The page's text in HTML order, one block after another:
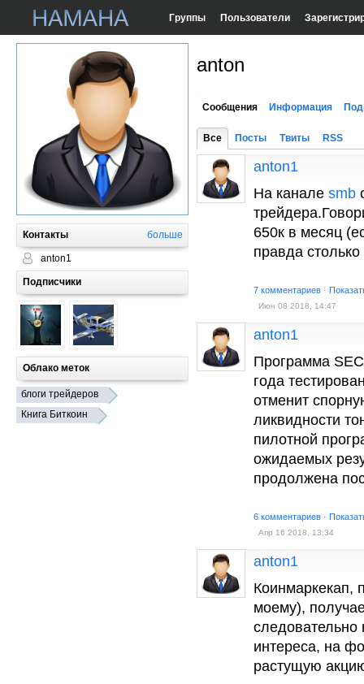
Группы Пользователи
Контакты больше
anton1
Подписчики
Облако меток
блоги трейдеров
Книга Биткоин
anton
Сообщения Информация
Все Посты Твиты RSS
anton1
На канале smb
650к в месяц
правда
7 комментариев ·
Июн 08 2018, 14:47
anton1
Программа
года
отменит
ликвидности
пилотной
ожидаемых
продолжена
6 комментариев ·
Апр 16 2018, 13:34
anton1
Коинмаркекап,
моему),
следовательно
интереса, на
растущую